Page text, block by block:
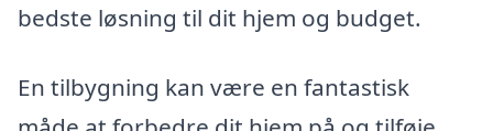
bedste løsning til dit hjem og budget.
En tilbygning kan være en fantastisk